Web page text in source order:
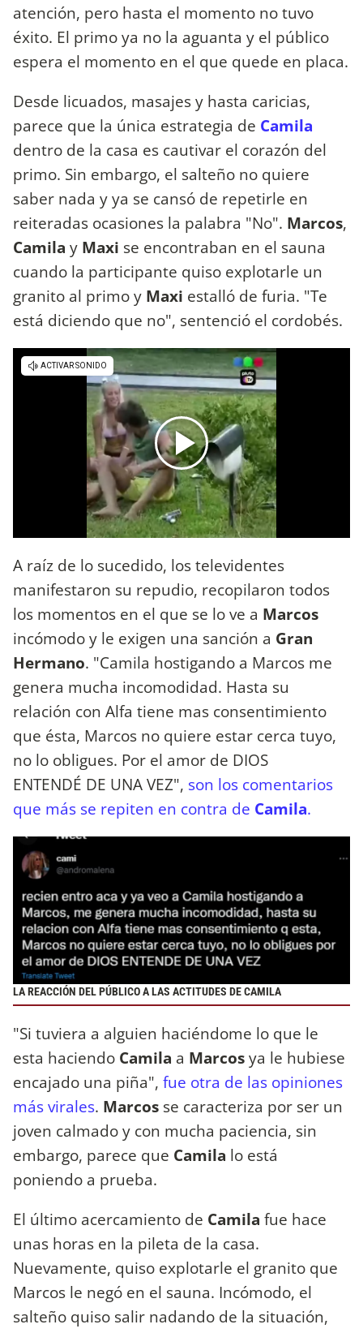
atención, pero hasta el momento no tuvo
éxito. El primo ya no la aguanta y el público
espera el momento en el que quede en placa.
Desde licuados, masajes y hasta caricias,
parece que la única estrategia de Camila
dentro de la casa es cautivar el corazón del
primo. Sin embargo, el salteño no quiere
saber nada y ya se cansó de repetirle en
reiteradas ocasiones la palabra "No". Marcos,
Camila y Maxi se encontraban en el sauna
cuando la participante quiso explotarle un
granito al primo y Maxi estalló de furia. "Te
está diciendo que no", sentenció el cordobés.
A raíz de lo sucedido, los televidentes
manifestaron su repudio, recopilaron todos
los momentos en el que se lo ve a Marcos
incómodo y le exigen una sanción a Gran
Hermano. "Camila hostigando a Marcos me
genera mucha incomodidad. Hasta su
relación con Alfa tiene mas consentimiento
que ésta, Marcos no quiere estar cerca tuyo,
no lo obligues. Por el amor de DIOS
ENTENDÉ DE UNA VEZ", son los comentarios
que más se repiten en contra de Camila.
LA REACCIÓN DEL PÚBLICO A LAS ACTITUDES DE CAMILA
"Si tuviera a alguien haciéndome lo que le
esta haciendo Camila a Marcosya le hubiese
encajado una piña", fue otra de las opiniones
más virales. Marcos se caracteriza por ser un
joven calmado y con mucha paciencia, sin
embargo, parece que Camila lo está
poniendo a prueba.
El último acercamiento de Camila fue hace
unas horas en la pileta de la casa.
Nuevamente, quiso explotarle el granito que
Marcos le negó en el sauna. Incómodo, el
salteño quiso salir nadando de la situación,